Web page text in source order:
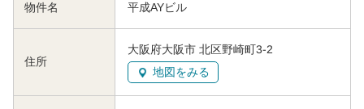
物件名 平成AYビル
住所
大阪府大阪市 北区野崎町3-2
地図をみる